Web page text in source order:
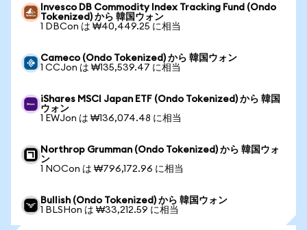
Invesco DB Commodity Index Tracking Fund (Ondo
Tokenized) から 韓国ウォン
1 DBCon は ₩40,449.25 に相当
Cameco (Ondo Tokenized) から 韓国ウォン
1 CCJon は ₩135,539.47 に相当
iShares MSCI Japan ETF (Ondo Tokenized) から 韓国
ウォン
1 EWJon は ₩136,074.48 に相当
Northrop Grumman (Ondo Tokenized) から 韓国ウォ
ン
1 NOCon は ₩796,172.96 に相当
Bullish (Ondo Tokenized) から 韓国ウォン
1 BLSHon は ₩33,212.59 に相当